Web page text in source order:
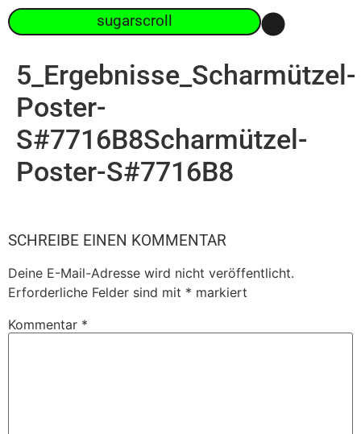
sugarscroll
5_Ergebnisse_Scharmützel-
Poster-
S#7716B8Scharmützel-
Poster-S#7716B8
SCHREIBE EINEN KOMMENTAR
Deine E-Mail-Adresse wird nicht veröffentlicht.
Erforderliche Felder sind mit * markiert
Kommentar *